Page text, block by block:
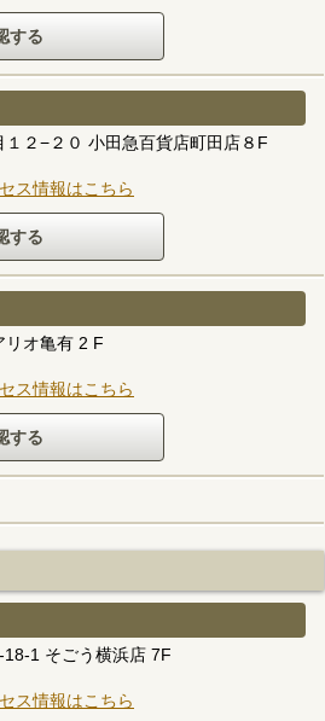
２−２０ 小田急百貨店町田店８F
ス情報はこちら
リオ亀有 2 F
ス情報はこちら
1 そごう横浜店 7F
ス情報はこちら